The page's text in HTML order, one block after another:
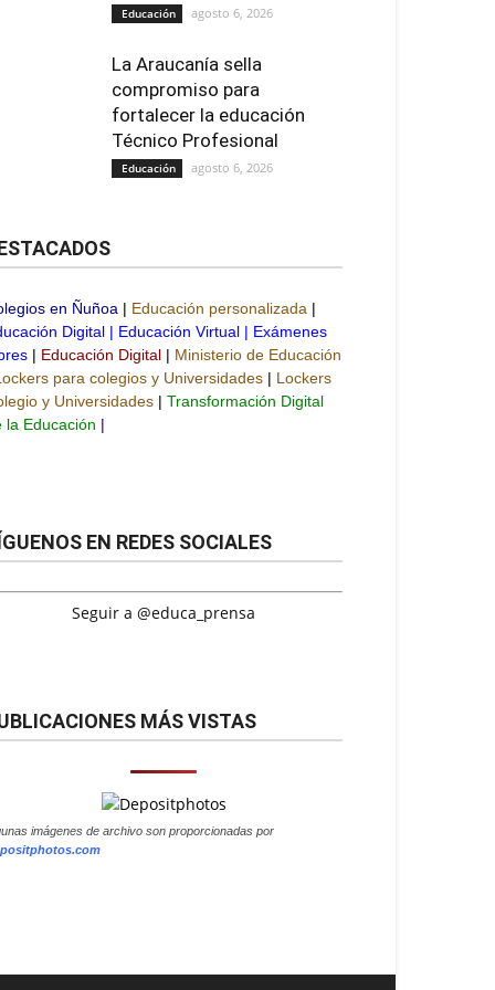
Educación agosto 6, 2026
La Araucanía sella
compromiso para
fortalecer la educación
Técnico Profesional
Educación agosto 6, 2026
en Ñuñoa | Educación personalizada |
Digital | Educación Virtual | Exámenes
| Educación Digital | Ministerio de Educación
para colegios y Universidades | Lockers
y Universidades | Transformación Digital
la Educación |
EN REDES SOCIALES
Seguir a @educa_prensa
MÁS VISTAS
imágenes de archivo son proporcionadas por